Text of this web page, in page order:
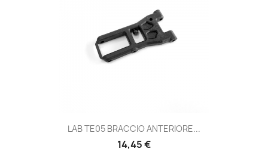
LAB TE05 BRACCIO ANTERIORE...
14,45 €